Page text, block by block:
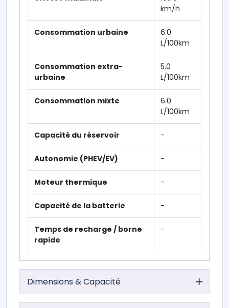
km/h
Consommation urbaine
6.0
L/100km
Consommation extra-
urbaine
5.0
L/100km
Consommation mixte
6.0
L/100km
Capacité du réservoir -
Autonomie (PHEV/EV) -
Moteur thermique -
Capacité de la batterie -
Temps de recharge / borne
rapide
-
Dimensions & Capacité